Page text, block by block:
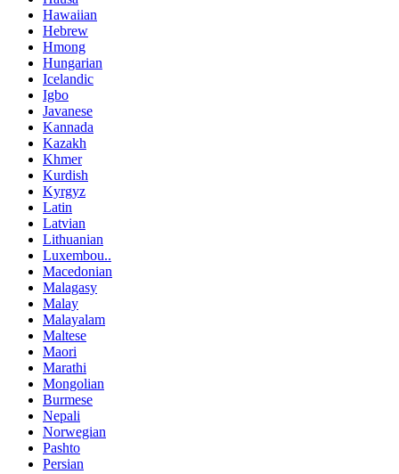
Hawaiian
Hebrew
Hmong
Hungarian
Icelandic
Igbo
Javanese
Kannada
Kazakh
Khmer
Kurdish
Kyrgyz
Latin
Latvian
Lithuanian
Luxembou..
Macedonian
Malagasy
Malay
Malayalam
Maltese
Maori
Marathi
Mongolian
Burmese
Nepali
Norwegian
Pashto
Persian